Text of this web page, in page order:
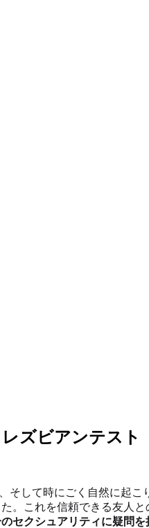
ズビアンテスト
して時にごく自然に起
。これを信頼できる友人
のセクシュアリティに疑問